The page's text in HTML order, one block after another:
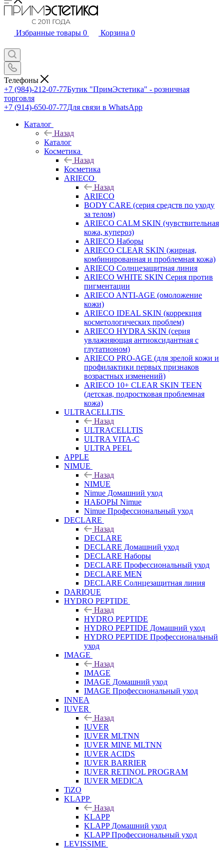
Избранные товары 0 Корзина 0
Телефоны
+7 (984)-212-07-77Бутик "ПримЭстетика" - розничная
торговля
+7 (914)-650-07-77Для связи в WhatsApp
Каталог
Назад
Каталог
Косметика
Назад
Косметика
ARIECO
Назад
ARIECO
BODY CARE (серия средств по уходу
за телом)
ARIECO CALM SKIN (чувствительная
кожа, купероз)
ARIECO Наборы
ARIECO CLEAR SKIN (жирная,
комбинированная и проблемная кожа)
ARIECO Солнцезащитная линия
ARIECO WHITE SKIN Серия против
пигментации
ARIECO ANTI-AGE (омоложение
кожи)
ARIECO IDEAL SKIN (коррекция
косметологических проблем)
ARIECO HYDRA SKIN (серия
увлажняющая антиоксидантная с
глутатионом)
ARIECO PRO-AGE (для зрелой кожи и
профилактики первых признаков
возрастных изменений)
ARIECO 10+ CLEAR SKIN TEEN
(детская, подростковая проблемная
кожа)
ULTRACELLTIS
Назад
ULTRACELLTIS
ULTRA VITA-C
ULTRA PEEL
APPLE
NIMUE
Назад
NIMUE
Nimue Домашний уход
НАБОРЫ Nimue
Nimue Профессиональный уход
DECLARE
Назад
DECLARE
DECLARE Домашний уход
DECLARE Наборы
DECLARE Профессиональный уход
DECLARE MEN
DECLARE Солнцезащитная линия
DARIQUE
HYDRO PEPTIDE
Назад
HYDRO PEPTIDE
HYDRO PEPTIDE Домашний уход
HYDRO PEPTIDE Профессиональный
уход
IMAGE
Назад
IMAGE
IMAGE Домашний уход
IMAGE Профессиональный уход
INNEA
IUVER
Назад
IUVER
IUVER MLTNN
IUVER MINE MLTNN
IUVER ACIDS
IUVER BARRIER
IUVER RETINOL PROGRAM
IUVER MEDICA
TiZO
KLAPP
Назад
KLAPP
KLAPP Домашний уход
KLAPP Профессиональный уход
LEVISSIME